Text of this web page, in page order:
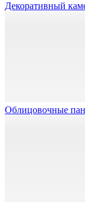
Декоративный
Облицовочные